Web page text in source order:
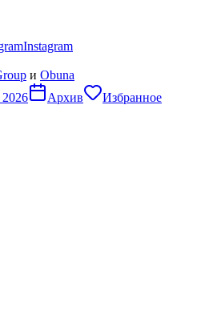
Instagram
и Obuna
Архив Избранное